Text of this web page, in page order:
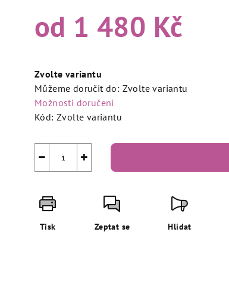
od 1 480 Kč
cena:
Zvolte variantu
Můžeme doručit do: Zvolte variantu
Možnosti doručení
Kód: Zvolte variantu
+
−
Tisk Zeptat se Hlídat